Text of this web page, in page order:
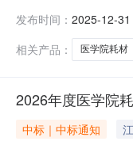
部”获取采
次
发布时间： 2025-12-
相关产品：
医学院耗材
2026年度医学院
中标｜中标通知